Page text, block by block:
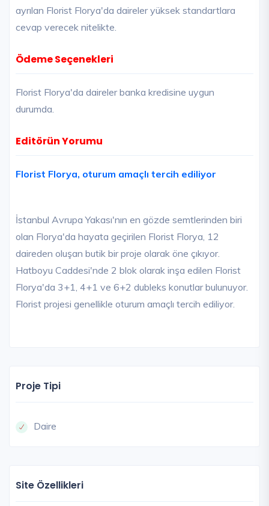
ayrılan Florist Florya'da daireler yüksek standartlara
cevap verecek nitelikte.
Ödeme Seçenekleri
Florist Florya'da daireler banka kredisine uygun
durumda.
Editörün Yorumu
Florist Florya, oturum amaçlı tercih ediliyor
İstanbul Avrupa Yakası'nın en gözde semtlerinden biri
olan Florya'da hayata geçirilen Florist Florya, 12
daireden oluşan butik bir proje olarak öne çıkıyor.
Hatboyu Caddesi'nde 2 blok olarak inşa edilen Florist
Florya'da 3+1, 4+1 ve 6+2 dubleks konutlar bulunuyor.
Florist projesi genellikle oturum amaçlı tercih ediliyor.
Proje Tipi
Daire
Site Özellikleri